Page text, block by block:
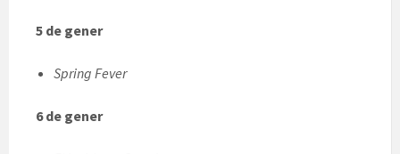
5 de gener
Spring Fever
6 de gener